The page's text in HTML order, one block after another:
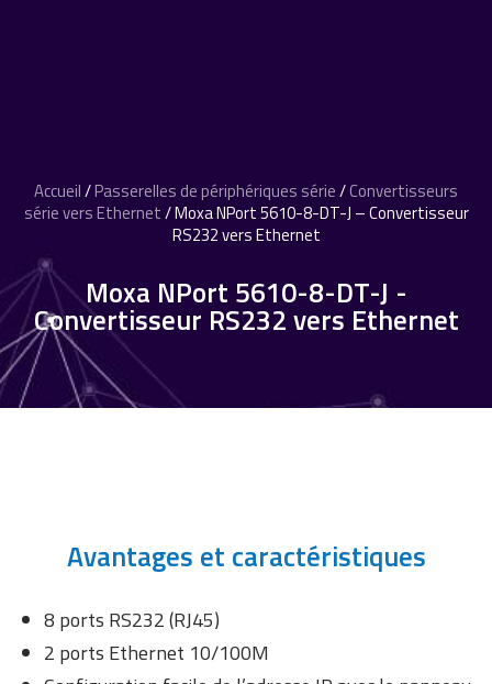
Accueil/Passerelles de périphériques série/Convertisseurs
série vers Ethernet/ Moxa NPort 5610-8-DT-J – Convertisseur
RS232 vers Ethernet
Moxa NPort 5610-8-DT-J -
Convertisseur RS232 vers Ethernet
Avantages et caractéristiques
8 ports RS232 (RJ45)
2 ports Ethernet 10/100M